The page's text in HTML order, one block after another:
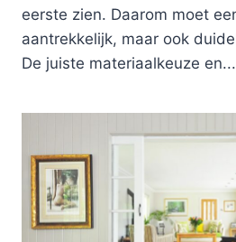
eerste zien. Daarom moet
aantrekkelijk, maar ook
De juiste materiaalkeuze en...